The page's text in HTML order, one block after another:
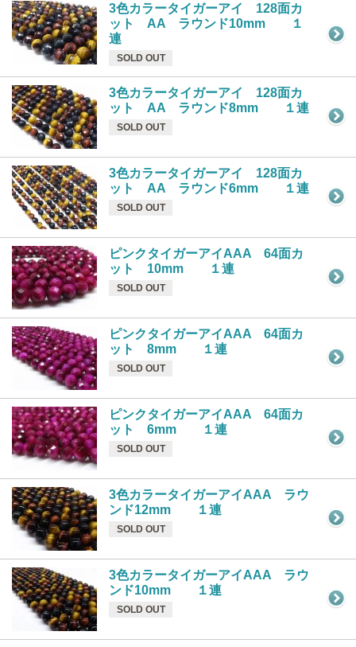
3色カラータイガーアイ 128面カ
ット AA ラウンド10mm １
連
SOLD OUT
3色カラータイガーアイ 128面カ
ット AA ラウンド8mm １連
SOLD OUT
3色カラータイガーアイ 128面カ
ット AA ラウンド6mm １連
SOLD OUT
ピンクタイガーアイAAA 64面カ
ット 10mm １連
SOLD OUT
ピンクタイガーアイAAA 64面カ
ット 8mm １連
SOLD OUT
ピンクタイガーアイAAA 64面カ
ット 6mm １連
SOLD OUT
3色カラータイガーアイAAA ラウ
ンド12mm １連
SOLD OUT
3色カラータイガーアイAAA ラウ
ンド10mm １連
SOLD OUT